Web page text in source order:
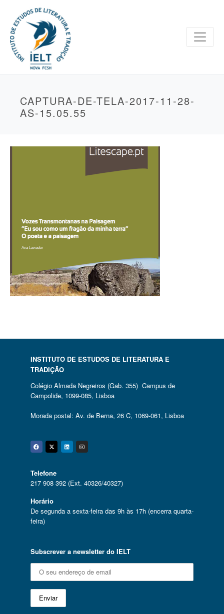
CAPTURA-DE-TELA-2017-11-28-
AS-15.05.55
INSTITUTO DE ESTUDOS DE LITERATURA E
TRADIÇÃO
Colégio Almada Negreiros (Gab. 355) Campus de
Campolide, 1099-085, Lisboa
Morada postal: Av. de Berna, 26 C, 1069-061, Lisboa
Facebook
Twitter
Linkedin
Instagram
Telefone
217 908 392 (Ext. 40326/40327)
Horário
De segunda a sexta-feira das 9h às 17h (encerra quarta-
feira)
Subscrever a newsletter do IELT